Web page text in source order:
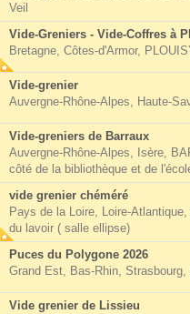
Veil
Vide-Greniers - Vide-Coffres à
Bretagne, Côtes-d'Armor,
Vide-grenier
Auvergne-Rhône-Alpes, Haute-
Vide-greniers de Barraux
Auvergne-Rhône-Alpes, Isère,
côté de la bibliothèque et de
vide grenier chéméré
Pays de la Loire, Loire-
du lavoir ( salle ellipse)
Puces du Polygone 2026
Grand Est, Bas-Rhin,
Vide grenier de Lissieu